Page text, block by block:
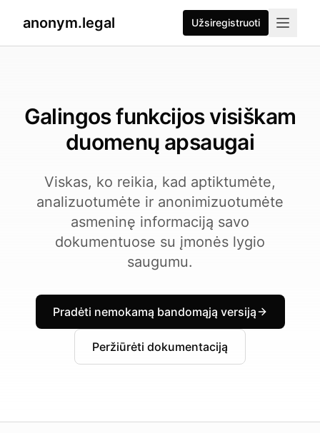
Last updated 2026-07-272026-07-27
anonym.legal Užsiregistruoti
Galingos funkcijos visiškam
duomenų apsaugai
Viskas, ko reikia, kad aptiktumėte,
analizuotumėte ir anonimizuotumėte
asmeninę informaciją savo
dokumentuose su įmonės lygio
saugumu.
Pradėti nemokamą bandomąją versiją
Peržiūrėti dokumentaciją